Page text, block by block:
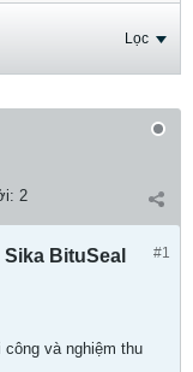
Lọc
2
#1
BituSeal
và nghiệm thu